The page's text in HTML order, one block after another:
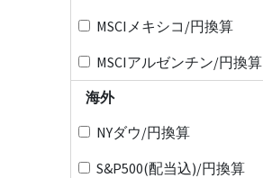
MSCIメキシコ/円換算
MSCIアルゼンチン/円換算
海外
NYダウ/円換算
S&P500(配当込)/円換算